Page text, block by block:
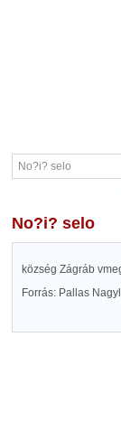
No?i? selo
község Zágráb
Forrás: Pallas